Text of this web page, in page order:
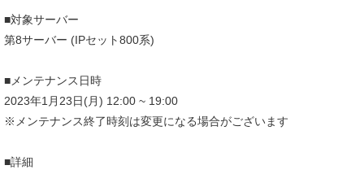
■対象サーバー
第8サーバー (IPセット800系)
■メンテナンス日時
2023年1月23日(月) 12:00 ~ 19:00
※メンテナンス終了時刻は変更になる場合がございます
■詳細